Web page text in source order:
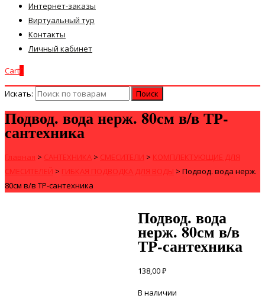
Интернет-заказы
Виртуальный тур
Контакты
Личный кабинет
Cart
Искать:
Подвод. вода нерж. 80см в/в ТР-
сантехника
Главная > САНТЕХНИКА > СМЕСИТЕЛИ > КОМПЛЕКТУЮЩИЕ ДЛЯ
СМЕСИТЕЛЕЙ > ГИБКАЯ ПОДВОДКА ДЛЯ ВОДЫ > Подвод. вода нерж.
80см в/в ТР-сантехника
Подвод. вода
нерж. 80см в/в
ТР-сантехника
138,00₽
В наличии